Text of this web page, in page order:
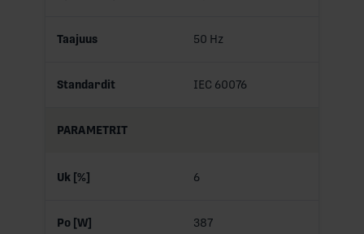
Taajuus 50 Hz
Standardit IEC 60076
PARAMETRIT
Uk [%] 6
Po [W] 387